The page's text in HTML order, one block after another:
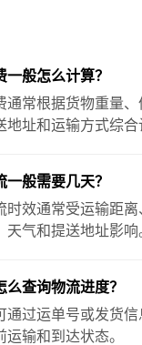
一般怎么计算？
通常根据货物重量
地址和运输方式综合
一般需要几天？
时效通常受运输距
天气和提送地址影响
么查询物流进度？
通过运单号或发货
运输和到达状态。